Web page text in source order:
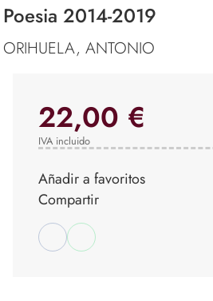
Poesia 2014-2019
ORIHUELA, ANTONIO
22,00 €
IVA incluido
Añadir a favoritos
Compartir